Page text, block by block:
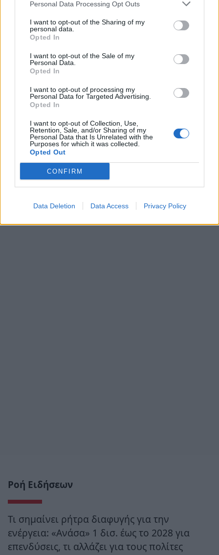
Personal Data Processing Opt Outs
I want to opt-out of the Sharing of my
personal data.
Opted In
I want to opt-out of the Sale of my
Personal Data.
Opted In
I want to opt-out of processing my
Personal Data for Targeted Advertising.
Opted In
I want to opt-out of Collection, Use,
Retention, Sale, and/or Sharing of my
Personal Data that Is Unrelated with the
Purposes for which it was collected.
Opted Out
CONFIRM
Data Deletion Data Access Privacy Policy
Οικονομόπουλος, Μπανούσης,
Αναστασόπουλος, Ηλιόπουλος,
Μπουντόπουλος, Αναστασάκος. Στο δεύτερο
ημίχρονο έπαιξαν και οι Κραβαρίτης, Χάδιαρης,
Ασπιώτης, Ρασσιάς, Γκαλίτσιος.
Ροή Ειδήσεων
Τι σημαίνει ρήτρα διαφυγής για την
ενέργεια: «Ανάσα» 1 δισ. έως το 2028 για
επενδύσεις, τι αλλάζει για τους πολίτες